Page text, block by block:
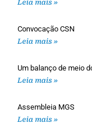
Leia mais »
Convocação CSN
Leia mais »
Um balanço de meio
Leia mais »
Assembleia MGS
Leia mais »